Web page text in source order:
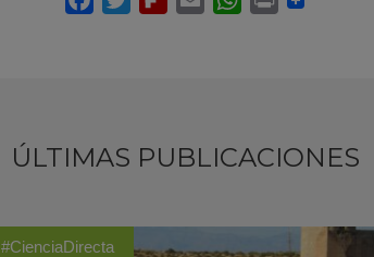
ÚLTIMAS PUBLICACIONES
#CienciaDirecta